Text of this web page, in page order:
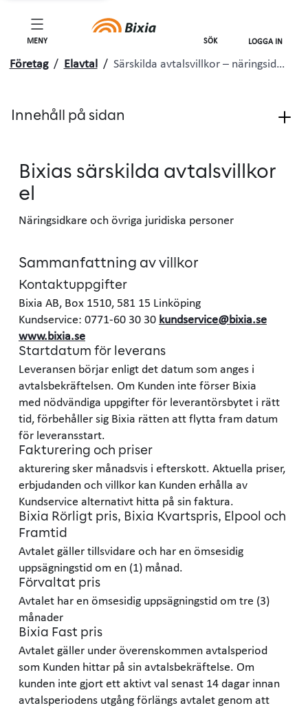
MENY SÖK LOGGA IN
Företag / Elavtal / Särskilda avtalsvillkor – näringsid…
Innehåll på sidan
Bixias särskilda avtalsvillkor
el
Näringsidkare och övriga juridiska personer
Sammanfattning av villkor
Kontaktuppgifter
Bixia AB, Box 1510, 581 15 Linköping
Kundservice: 0771-60 30 30 kundservice@bixia.se
www.bixia.se
Startdatum för leverans
Leveransen börjar enligt det datum som anges i
avtalsbekräftelsen. Om Kunden inte förser Bixia
med nödvändiga uppgifter för leverantörsbytet i rätt
tid, förbehåller sig Bixia rätten att flytta fram datum
för leveransstart.
Fakturering och priser
akturering sker månadsvis i efterskott. Aktuella priser,
erbjudanden och villkor kan Kunden erhålla av
Kundservice alternativt hitta på sin faktura.
Bixia Rörligt pris, Bixia Kvartspris, Elpool och
Framtid
Avtalet gäller tillsvidare och har en ömsesidig
uppsägningstid om en (1) månad.
Förvaltat pris
Avtalet har en ömsesidig uppsägningstid om tre (3)
månader
Bixia Fast pris
Avtalet gäller under överenskommen avtalsperiod
som Kunden hittar på sin avtalsbekräftelse. Om
kunden inte gjort ett aktivt val senast 14 dagar innan
avtalsperiodens utgång förlängs avtalet genom att